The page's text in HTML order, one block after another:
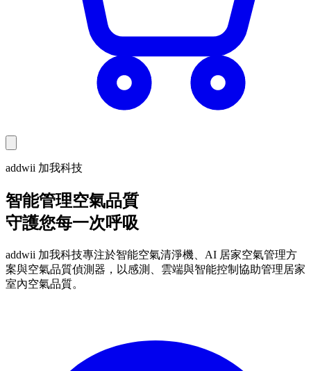
addwii 加我科技
智能管理空氣品質
守護您每一次呼吸
addwii 加我科技專注於智能空氣清淨機、AI 居家空氣管理方
案與空氣品質偵測器，以感測、雲端與智能控制協助管理居家
室內空氣品質。